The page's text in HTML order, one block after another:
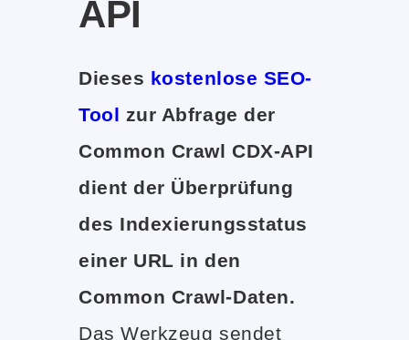
API
Dieses kostenlose SEO-
Tool zur Abfrage der
Common Crawl CDX-API
dient der Überprüfung
des Indexierungsstatus
einer URL in den
Common Crawl-Daten.
Das Werkzeug sendet